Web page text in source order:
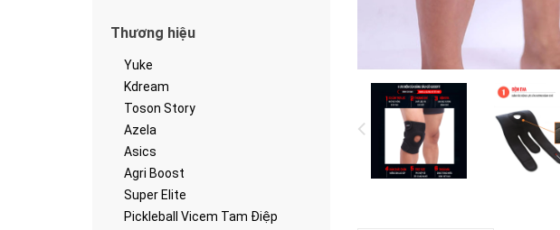
Thương hiệu
Yuke
Kdream
Toson Story
Azela
Asics
Agri Boost
Super Elite
Pickleball Vicem Tam Điệp